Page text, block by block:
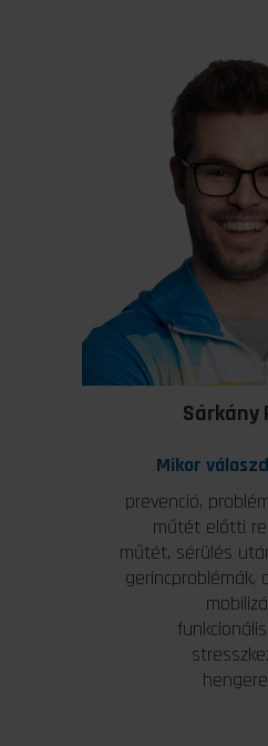
Sárkány
Mikor
prevenció,
műtét előtti
műtét, sérülés
gerincproblémák,